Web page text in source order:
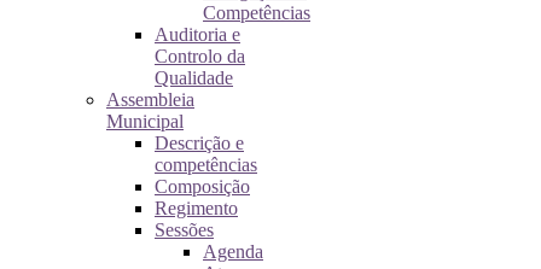
Competências
Auditoria e
Controlo da
Qualidade
Assembleia
Municipal
Descrição e
competências
Composição
Regimento
Sessões
Agenda